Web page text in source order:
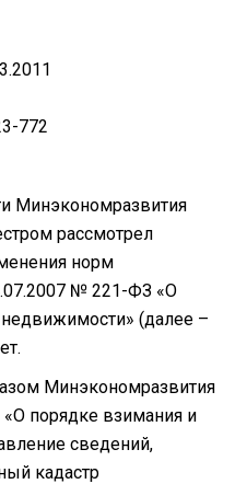
772
Минэкономразвития
рассмотрел
норм
№ 221-ФЗ «О
(далее –
Минэкономразвития
порядке взимания и
сведений,
кадастр